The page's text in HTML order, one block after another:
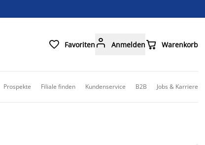
 Favoriten  Anmelden Warenkorb
Prospekte Filiale finden Kundenservice B2B Jobs & Karriere